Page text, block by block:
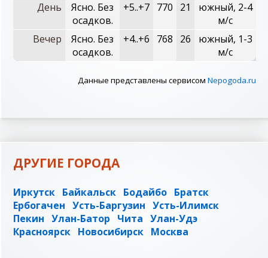
День
Ясно. Без
осадков.
+5..+7 770 21
южный, 2-4
м/с
Вечер
Ясно. Без
осадков.
+4..+6 768 26
южный, 1-3
м/с
Данные представлены сервисом Nepogoda.ru
ДРУГИЕ ГОРОДА
Иркутск Байкальск Бодайбо Братск
Ербогачен Усть-Баргузин Усть-Илимск
Пекин Улан-Батор Чита Улан-Удэ
Красноярск Новосибирск Москва